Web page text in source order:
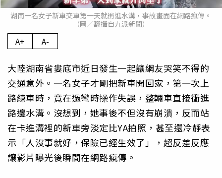
湖南一名女子新車交車第一天就衝進水溝，事故畫面在網路瘋傳。
（圖／翻攝自九派新聞）
A+ A-
大陸湖南省婁底市近日發生一起讓網友哭笑不得的
交通意外。一名女子才剛把新車開回家，第一次上
路練車時，竟在過彎時操作失誤，整輛車直接衝進
路邊水溝。沒想到，她事後不但沒有崩潰，反而站
在卡進溝裡的新車旁淡定比YA拍照，甚至還冷靜表
示「人沒事就好，保險已經生效了」，超反差反應
讓影片曝光後瞬間在網路瘋傳。